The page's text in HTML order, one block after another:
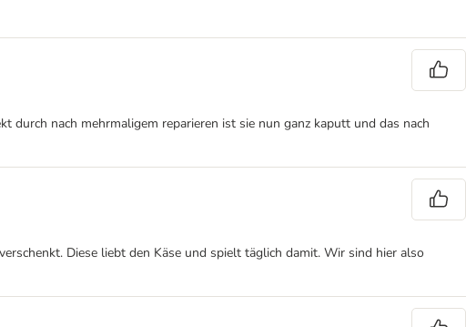
durch nach mehrmaligem reparieren ist sie nun ganz kaputt und das nach
Diese liebt den Käse und spielt täglich damit. Wir sind hier also